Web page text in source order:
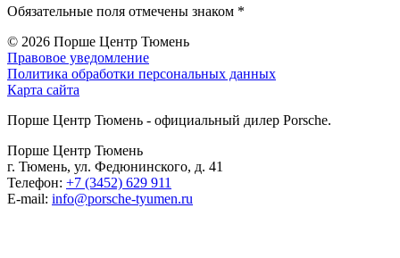
Обязательные поля отмечены знаком *
© 2026 Порше Центр Тюмень
Правовое уведомление
Политика обработки персональных данных
Карта сайта
Порше Центр Тюмень - официальный дилер Porsche.
Порше Центр Тюмень
г. Тюмень, ул. Федюнинского, д. 41
Телефон: +7 (3452) 629 911
E-mail: info@porsche-tyumen.ru